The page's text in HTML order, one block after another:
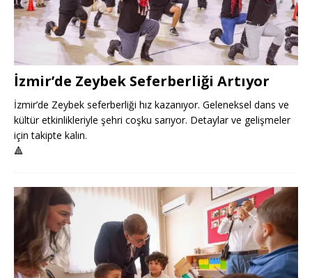
İzmir’de Zeybek Seferberliği Artıyor
İzmir’de Zeybek seferberliği hız kazanıyor. Geleneksel dans ve
kültür etkinlikleriyle şehri coşku sarıyor. Detaylar ve gelişmeler
için takipte kalın.
🔺